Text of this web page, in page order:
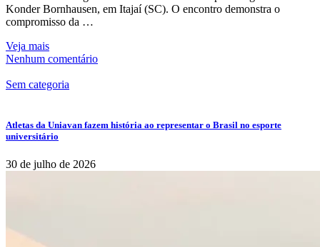
Konder Bornhausen, em Itajaí (SC). O encontro demonstra o
compromisso da …
Veja mais
Nenhum comentário
Sem categoria
Atletas da Uniavan fazem história ao representar o Brasil no esporte
universitário
30 de julho de 2026